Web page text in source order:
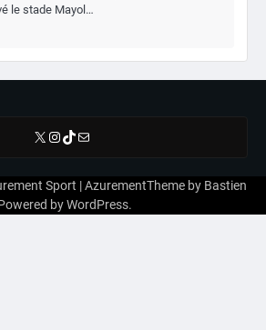
le stade Mayol…
X Instagram
TikTok
E-mail
Sport | AzurementTheme by Bastien
byWordPress.